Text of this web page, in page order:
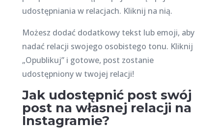
udostępniania w relacjach. Kliknij na nią.
Możesz dodać dodatkowy tekst lub emoji, aby
nadać relacji swojego osobistego tonu. Kliknij
„Opublikuj” i gotowe, post zostanie
udostępniony w twojej relacji!
Jak udostępnić post swój
post na własnej relacji na
Instagramie?